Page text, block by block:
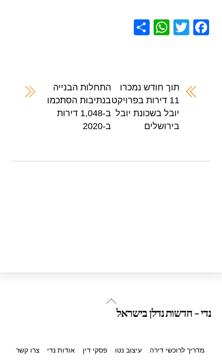
F
b
T
W
A
p
p
תוך חודש נמכרו
11 דירות בפרויקט
יובל בשכונת יובל
בירושלים
התחלות הבנייה
בנתיבות הסתכמו
ב-1,048 דירות
ב-2020
Back
נדי - חדשות נדלן בישראל
מדריך לרוכשי דירה עיצוב נטו פסקי דין אודות נדי צרו קשר